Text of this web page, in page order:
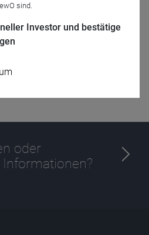
oder
sind.
Investor und bestätige